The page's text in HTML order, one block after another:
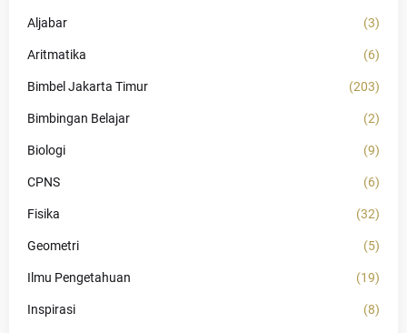
Aljabar (3)
Aritmatika (6)
Bimbel Jakarta Timur (203)
Bimbingan Belajar (2)
Biologi (9)
CPNS (6)
Fisika (32)
Geometri (5)
Ilmu Pengetahuan (19)
Inspirasi (8)